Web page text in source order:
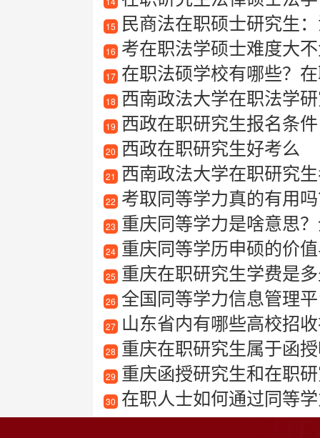
15 民商法在职硕士研究生
16 考在职法学硕士难度大
17 在职法硕学校有哪些？
18 西南政法大学在职法学
19 西政在职研究生报名条件
20 西政在职研究生好考么
21 西南政法大学在职研究
22 考取同等学力真的有用
23 重庆同等学力是啥意思
24 重庆同等学历申硕的价
25 重庆在职研究生学费是
26 全国同等学力信息管理
27 山东省内有哪些高校招收在
28 重庆在职研究生属于函
29 重庆函授研究生和在职
30 在职人士如何通过同等